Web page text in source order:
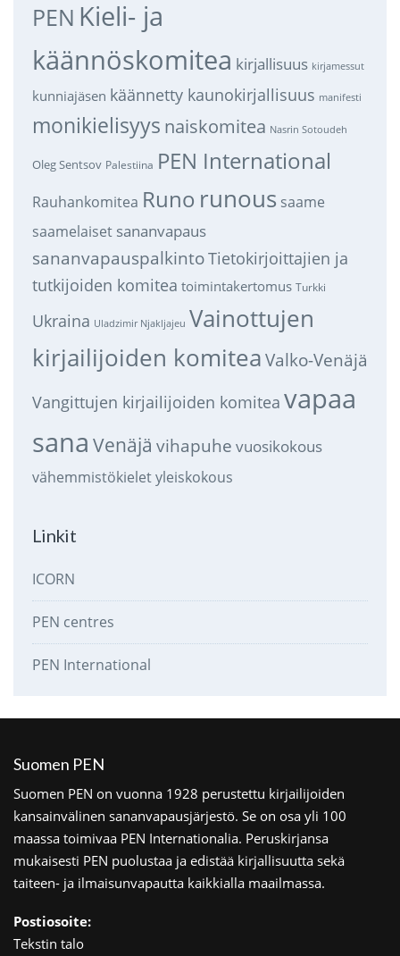
PEN Kieli- ja
käännöskomitea kirjallisuus kirjamessut
kunniajäsen käännetty kaunokirjallisuus manifesti
monikielisyys naiskomitea Nasrin Sotoudeh
Oleg Sentsov Palestiina PEN International
Rauhankomitea Runo runous saame
saamelaiset sananvapaus
sananvapauspalkintoTietokirjoittajien ja
tutkijoiden komitea toimintakertomus Turkki
Ukraina Uladzimir Njakljajeu Vainottujen
kirjailijoiden komitea Valko-Venäjä
Vangittujen kirjailijoiden komitea vapaa
sana Venäjä vihapuhe vuosikokous
vähemmistökieletyleiskokous
Linkit
ICORN
PEN centres
PEN International
Suomen PEN
Suomen PEN on vuonna 1928 perustettu kirjailijoiden
kansainvälinen sananvapausjärjestö. Se on osa yli 100
maassa toimivaa PEN Internationalia. Peruskirjansa
mukaisesti PEN puolustaa ja edistää kirjallisuutta sekä
taiteen- ja ilmaisunvapautta kaikkialla maailmassa.
Postiosoite:
Tekstin talo